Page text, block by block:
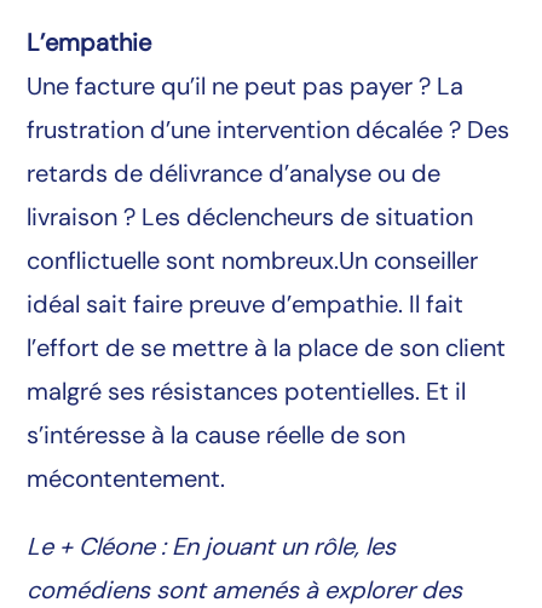
L’empathie
Une facture qu’il ne peut pas payer ? La
frustration d’une intervention décalée ? Des
retards de délivrance d’analyse ou de
livraison ? Les déclencheurs de situation
conflictuelle sont nombreux.Un conseiller
idéal sait faire preuve d’empathie. Il fait
l’effort de se mettre à la place de son client
malgré ses résistances potentielles. Et il
s’intéresse à la cause réelle de son
mécontentement.
Le + Cléone : En jouant un rôle, les
comédiens sont amenés à explorer des